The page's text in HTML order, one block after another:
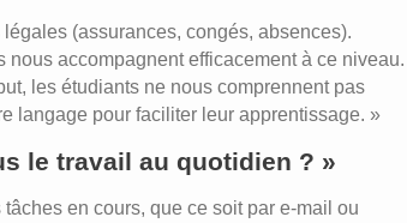
(assurances, congés, absences).
accompagnent efficacement à ce niveau.
les étudiants ne nous comprennent pas
langage pour faciliter leur apprentissage. »
le travail au quotidien ? »
en cours, que ce soit par e-mail ou